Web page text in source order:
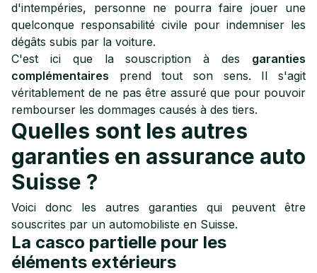
d'intempéries, personne ne pourra faire jouer une
quelconque responsabilité civile pour indemniser les
dégâts subis par la voiture.
C'est ici que la souscription à des garanties
complémentaires prend tout son sens. Il s'agit
véritablement de ne pas être assuré que pour pouvoir
rembourser les dommages causés à des tiers.
Quelles sont les autres
garanties en assurance auto
Suisse ?
Voici donc les autres garanties qui peuvent être
souscrites par un automobiliste en Suisse.
La casco partielle pour les
éléments extérieurs